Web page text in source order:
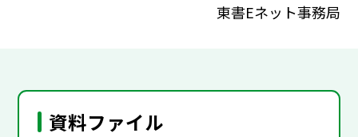
東書Eネット事務局
資料ファイル